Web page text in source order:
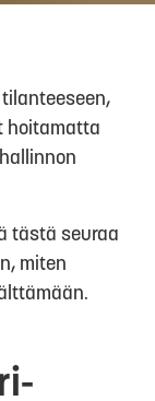
hoitamatta
tästä seuraa
miten